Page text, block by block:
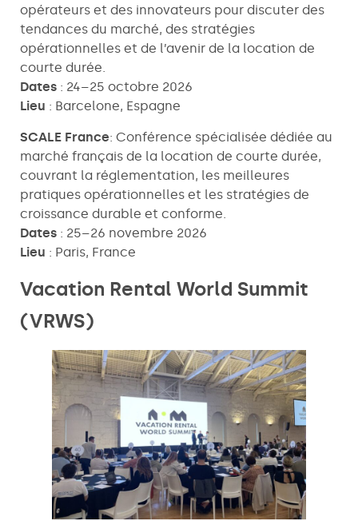
opérateurs et des innovateurs pour discuter des
tendances du marché, des stratégies
opérationnelles et de l’avenir de la location de
courte durée.
Dates : 24–25 octobre 2026
Lieu : Barcelone, Espagne
SCALE France: Conférence spécialisée dédiée au
marché français de la location de courte durée,
couvrant la réglementation, les meilleures
pratiques opérationnelles et les stratégies de
croissance durable et conforme.
Dates : 25–26 novembre 2026
Lieu : Paris, France
Vacation Rental World Summit
(VRWS)